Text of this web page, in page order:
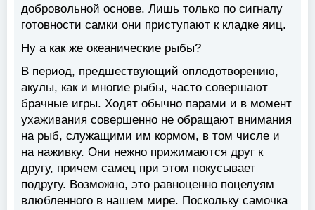
добровольной основе. Лишь только по сигналу
готовности самки они приступают к кладке яиц.
Ну а как же океанические рыбы?
В период, предшествующий оплодотворению,
акулы, как и многие рыбы, часто совершают
брачные игры. Ходят обычно парами и в момент
ухаживания совершенно не обращают внимания
на рыб, служащими им кормом, в том числе и
на наживку. Они нежно прижимаются друг к
другу, причем самец при этом покусывает
подругу. Возможно, это равноценно поцелуям
влюбленного в нашем мире. Поскольку самочка